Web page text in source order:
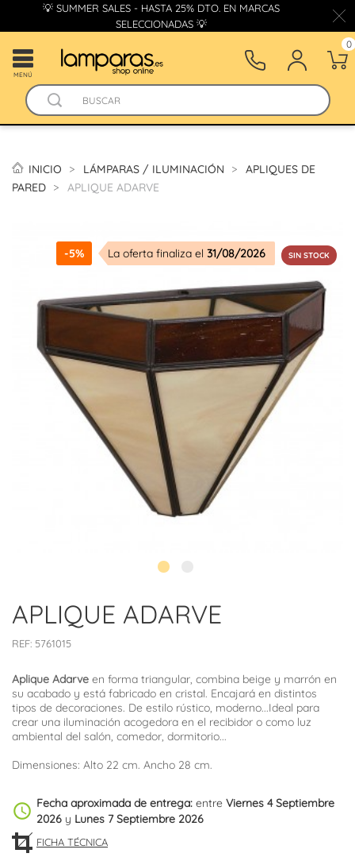
💡 SUMMER SALES - HASTA 25% DTO. EN MARCAS
SELECCIONADAS 💡
MENÚ
0
INICIO LÁMPARAS / ILUMINACIÓN
APLIQUES DE
PARED
APLIQUE ADARVE
-5% La oferta finaliza el 31/08/2026 SIN STOCK
APLIQUE ADARVE
REF: 5761015
Aplique Adarve en forma triangular, combina beige y marrón en
su acabado y está fabricado en cristal. Encajará en distintos
tipos de decoraciones. De estilo rústico, moderno...Ideal para
crear una iluminación acogedora en el recibidor o como luz
ambiental del salón, comedor, dormitorio...
Dimensiones: Alto 22 cm. Ancho 28 cm.
schedule Fecha aproximada de entrega: entre Viernes 4 Septiembre
2026 y Lunes 7 Septiembre 2026
FICHA TÉCNICA